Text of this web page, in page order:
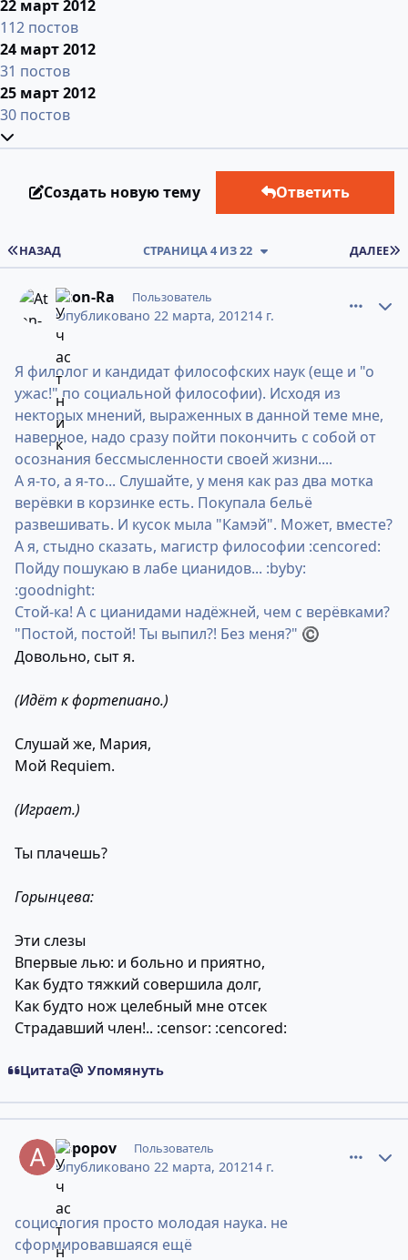
22 март 2012
112 постов
24 март 2012
31 постов
25 март 2012
30 постов
Развернуть обзор темы
Создать новую тему Ответить
ПЕРВАЯ СТРАНИЦА
НАЗАД ДАЛЕЕ
СТРАНИЦА 4 ИЗ 22
Aton-Ra Пользователь
Опубликовано 22 марта, 201214 г.
Я филолог и кандидат философских наук (еще и "о
ужас!" по социальной философии). Исходя из
некторых мнений, выраженных в данной теме мне,
наверное, надо сразу пойти покончить с собой от
осознания бессмысленности своей жизни....
А я-то, а я-то... Слушайте, у меня как раз два мотка
верёвки в корзинке есть. Покупала бельё
развешивать. И кусок мыла "Камэй". Может, вместе?
А я, стыдно сказать, магистр философии :cencored:
Пойду пошукаю в лабе цианидов... :byby:
:goodnight:
Стой-ка! А с цианидами надёжней, чем с верёвками?
"Постой, постой! Ты выпил?! Без меня?" ©
Довольно, сыт я.
(Идёт к фортепиано.)
Слушай же, Мария,
Мой Requiem.
(Играет.)
Ты плачешь?
Горынцева:
Эти слезы
Впервые лью: и больно и приятно,
Как будто тяжкий совершила долг,
Как будто нож целебный мне отсек
Страдавший член!.. :censor: :cencored:
Цитата Упомянуть
aspopov Пользователь
Опубликовано 22 марта, 201214 г.
социология просто молодая наука. не
сформировавшаяся ещё